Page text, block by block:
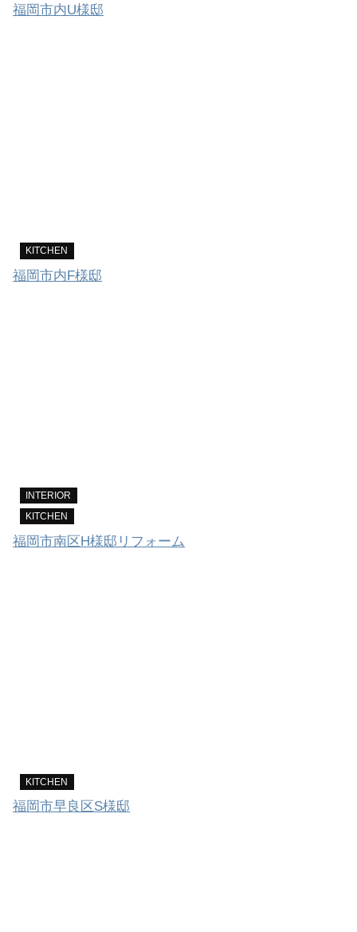
福岡市内U様邸
KITCHEN
福岡市内F様邸
INTERIOR
KITCHEN
福岡市南区H様邸リフォーム
KITCHEN
福岡市早良区S様邸